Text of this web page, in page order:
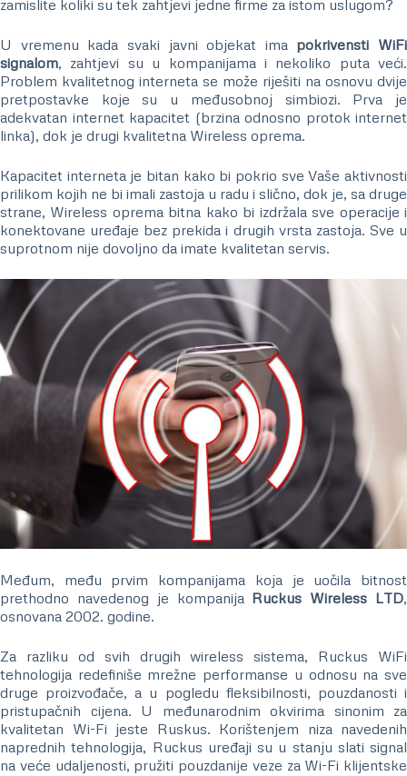
zamislite koliki su tek zahtjevi jedne firme za istom uslugom?
U vremenu kada svaki javni objekat ima pokrivensti WiFi
signalom, zahtjevi su u kompanijama i nekoliko puta veći.
Problem kvalitetnog interneta se može riješiti na osnovu dvije
pretpostavke koje su u međusobnoj simbiozi. Prva je
adekvatan internet kapacitet (brzina odnosno protok internet
linka), dok je drugi kvalitetna Wireless oprema.
Kapacitet interneta je bitan kako bi pokrio sve Vaše aktivnosti
prilikom kojih ne bi imali zastoja u radu i slično, dok je, sa druge
strane, Wireless oprema bitna kako bi izdržala sve operacije i
konektovane uređaje bez prekida i drugih vrsta zastoja. Sve u
suprotnom nije dovoljno da imate kvalitetan servis.
Međum, među prvim kompanijama koja je uočila bitnost
prethodno navedenog je kompanija Ruckus Wireless LTD,
osnovana 2002. godine.
Za razliku od svih drugih wireless sistema, Ruckus WiFi
tehnologija redefiniše mrežne performanse u odnosu na sve
druge proizvođače, a u pogledu fleksibilnosti, pouzdanosti i
pristupačnih cijena. U međunarodnim okvirima sinonim za
kvalitetan Wi-Fi jeste Ruskus. Korištenjem niza navedenih
naprednih tehnologija, Ruckus uređaji su u stanju slati signal
na veće udaljenosti, pružiti pouzdanije veze za Wi-Fi klijentske